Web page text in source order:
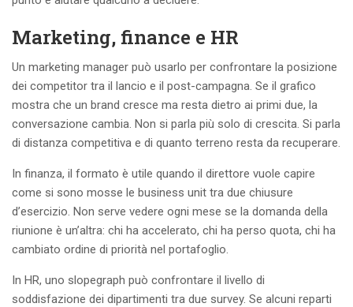
Marketing, finance e HR
Un marketing manager può usarlo per confrontare la posizione
dei competitor tra il lancio e il post-campagna. Se il grafico
mostra che un brand cresce ma resta dietro ai primi due, la
conversazione cambia. Non si parla più solo di crescita. Si parla
di distanza competitiva e di quanto terreno resta da recuperare.
In finanza, il formato è utile quando il direttore vuole capire
come si sono mosse le business unit tra due chiusure
d’esercizio. Non serve vedere ogni mese se la domanda della
riunione è un’altra: chi ha accelerato, chi ha perso quota, chi ha
cambiato ordine di priorità nel portafoglio.
In HR, uno slopegraph può confrontare il livello di
soddisfazione dei dipartimenti tra due survey. Se alcuni reparti